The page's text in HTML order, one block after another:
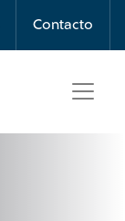
Contacto